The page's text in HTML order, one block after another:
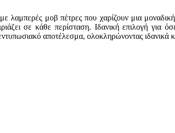
λαμπερές μοβ πέτρες που χαρίζουν μια
σε κάθε περίσταση. Ιδανική επιλογή
αποτέλεσμα, ολοκληρώνοντας ιδανικά